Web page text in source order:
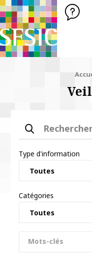
SFSIC Société
de
Rechercher
Type d'information
Catégories
Mots-clés